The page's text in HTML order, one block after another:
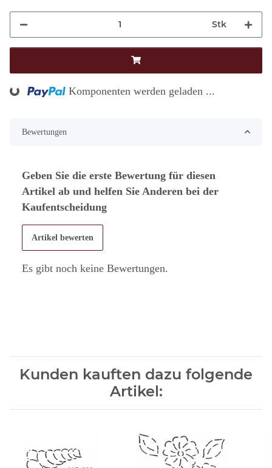
Stk
Loading... Komponenten werden geladen ...
Bewertungen
Geben Sie die erste Bewertung für diesen
Artikel ab und helfen Sie Anderen bei der
Kaufentscheidung
Artikel bewerten
Es gibt noch keine Bewertungen.
Kunden kauften dazu folgende
Artikel: